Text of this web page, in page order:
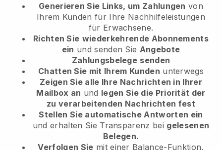
Generieren Sie Links, um Zahlungen von
Ihrem Kundenfür Ihre Nachhilfeleistungen
für Erwachsene.
Richten Sie wiederkehrende Abonnements
ein und senden Sie Angebote
Zahlungsbelege senden
Chatten Sie mit Ihrem Kunden unterwegs
Zeigen Sie alle Ihre Nachrichten in Ihrer
Mailbox an und legen Sie die Priorität der
zu verarbeitenden Nachrichten fest
Stellen Sie automatische Antworten ein
und erhalten Sie Transparenz bei gelesenen
Belegen.
Verfolgen Sie mit einer Balance-Funktion,